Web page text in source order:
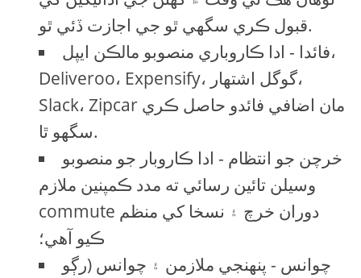
قبول ڪري سگهي ٿو جي اجازت ڏئي ٿو.
فائدا - ادا ڪاروباري منصوبو مالڪن ايپل،
Deliveroo، Expensify، گوگل اشتهار،
Slack، Zipcar مان اضافي فائدو حاصل ڪري
سگهو ٿا.
خرچن جو انتظام - ادا ڪاروبار جو منصوبو
وسيلن تائين رسائي ته مدد ڪمپنين ملازم
commute دوران خرچ ۽ نسخا کي منظم
ڪيو آهي؛
چوانس - پنهنجي ملازمن ۽ چوانس (رڳو